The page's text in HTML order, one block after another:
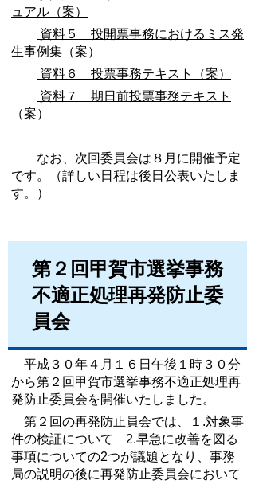
ュアル（案）
資料５ 投開票事務におけるミス発
生事例集（案）
資料６ 投票事務テキスト（案）
資料７ 期日前投票事務テキスト
（案）
なお、次回委員会は８月に開催予定
です。（詳しい日程は後日公表いたしま
す。）
第２回甲賀市選挙事務
不適正処理再発防止委
員会
平成３０年４月１６日午後１時３０分
から第２回甲賀市選挙事務不適正処理再
発防止委員会を開催いたしました。
第２回の再発防止員会では、１.対象事
件の検証について 2.早急に改善を図る
事項についての2つが議題となり、事務
局の説明の後に再発防止委員会において